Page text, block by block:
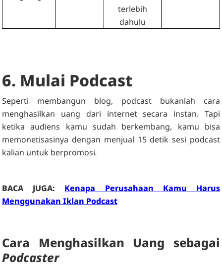
terlebih
dahulu
6. Mulai Podcast
Seperti membangun blog, podcast bukanlah cara
menghasilkan uang dari internet secara instan. Tapi
ketika audiens kamu sudah berkembang, kamu bisa
memonetisasinya dengan menjual 15 detik sesi podcast
kalian untuk berpromosi.
BACA JUGA: Kenapa Perusahaan Kamu Harus
Menggunakan Iklan Podcast
Cara Menghasilkan Uang sebagai
Podcaster